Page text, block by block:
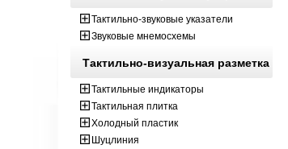
Тактильно-звуковые указатели
Звуковые мнемосхемы
Тактильно-визуальная разметка
Тактильные индикаторы
Тактильная плитка
Холодный пластик
Шуцлиния